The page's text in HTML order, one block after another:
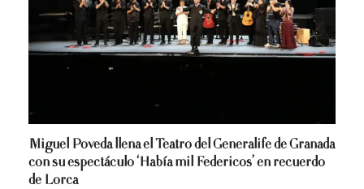
Miguel Poveda llena el Teatro del Generalife de Granada
con su espectáculo ‘Había mil Federicos’ en recuerdo
de Lorca